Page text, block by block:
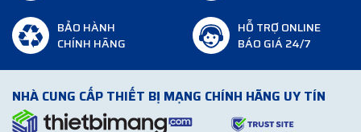
BẢO HÀNH
CHÍNH HÃNG
HỖ TRỢ ONLINE
BÁO GIÁ 24/7
NHÀ CUNG CẤP THIẾT BỊ MẠNG CHÍNH HÃNG UY TÍN